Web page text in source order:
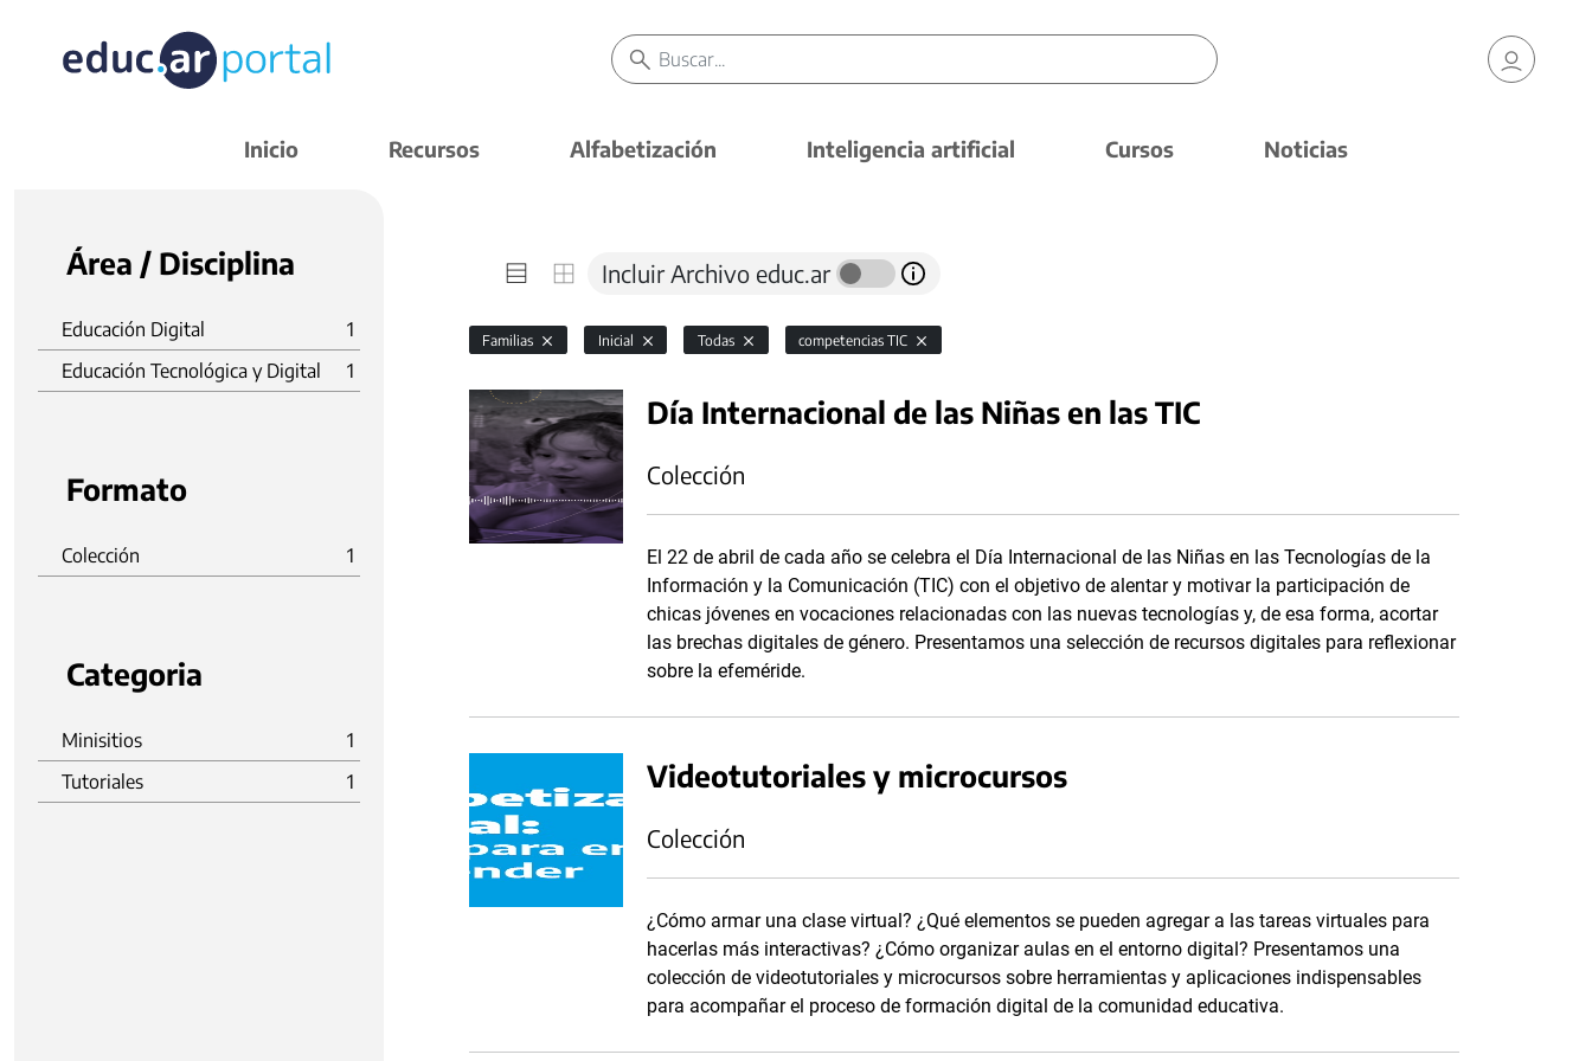
Inicio Recursos Alfabetización Inteligencia artificial Cursos Noticias
Área / Disciplina
Educación Digital
1
Educación Tecnológica y Digital
1
Formato
Colección 1
Categoria
Minisitios
1
Tutoriales
1
Incluir Archivo educ.ar
Familias Inicial Todas competencias TIC
Día Internacional de las Niñas en las TIC
Colección
El 22 de abril de cada año se celebra el Día Internacional de las Niñas en las Tecnologías de la
Información y la Comunicación (TIC) con el objetivo de alentar y motivar la participación de
chicas jóvenes en vocaciones relacionadas con las nuevas tecnologías y, de esa forma, acortar
las brechas digitales de género. Presentamos una selección de recursos digitales para reflexionar
sobre la efeméride.
Videotutoriales y microcursos
Colección
¿Cómo armar una clase virtual? ¿Qué elementos se pueden agregar a las tareas virtuales para
hacerlas más interactivas? ¿Cómo organizar aulas en el entorno digital? Presentamos una
colección de videotutoriales y microcursos sobre herramientas y aplicaciones indispensables
para acompañar el proceso de formación digital de la comunidad educativa.